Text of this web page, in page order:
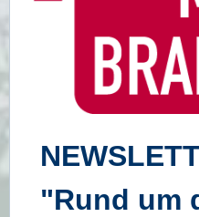
"Rund um